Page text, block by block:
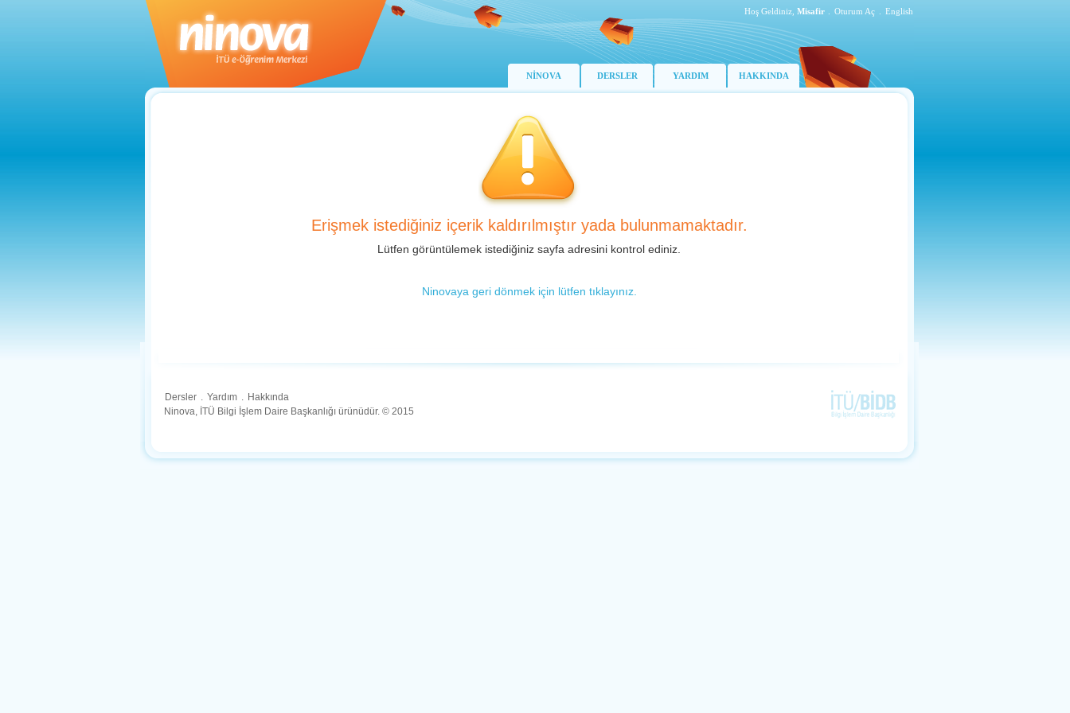
Hoş Geldiniz, Misafir Oturum Aç English
NİNOVA DERSLER YARDIM HAKKINDA
Erişmek istediğiniz içerik kaldırılmıştır yada bulunmamaktadır.
Lütfen görüntülemek istediğiniz sayfa adresini kontrol ediniz.
Ninovaya geri dönmek için lütfen tıklayınız.
Dersler . Yardım . Hakkında
Ninova, İTÜ Bilgi İşlem Daire Başkanlığı ürünüdür. © 2015